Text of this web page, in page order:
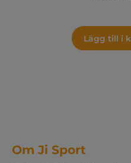
Lägg till i
Om Ji Sport